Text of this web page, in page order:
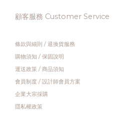
顧客服務 Customer Service
條款與細則 / 退換貨服務
購物須知 / 保固說明
運送政策 / 商品須知
會員制度 / 設計師會員方案
企業大宗採購
隱私權政策